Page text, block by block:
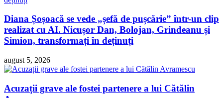
Diana Șoșoacă se vede „șefă de pușcărie” într-un clip
realizat cu AI. Nicușor Dan, Bolojan, Grindeanu și
Simion, transformați în deținuți
august 5, 2026
Acuzații grave ale fostei partenere a lui Cătălin